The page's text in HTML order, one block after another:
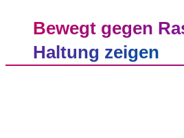
Bewegt gegen
Haltung zeigen